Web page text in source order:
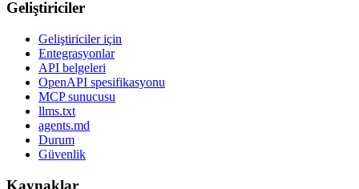
Geliştiriciler
Geliştiriciler için
Entegrasyonlar
API belgeleri
OpenAPI spesifikasyonu
MCP sunucusu
llms.txt
agents.md
Durum
Güvenlik
Kaynaklar